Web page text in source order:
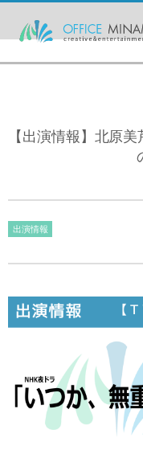
【出演情報】北原
出演情報